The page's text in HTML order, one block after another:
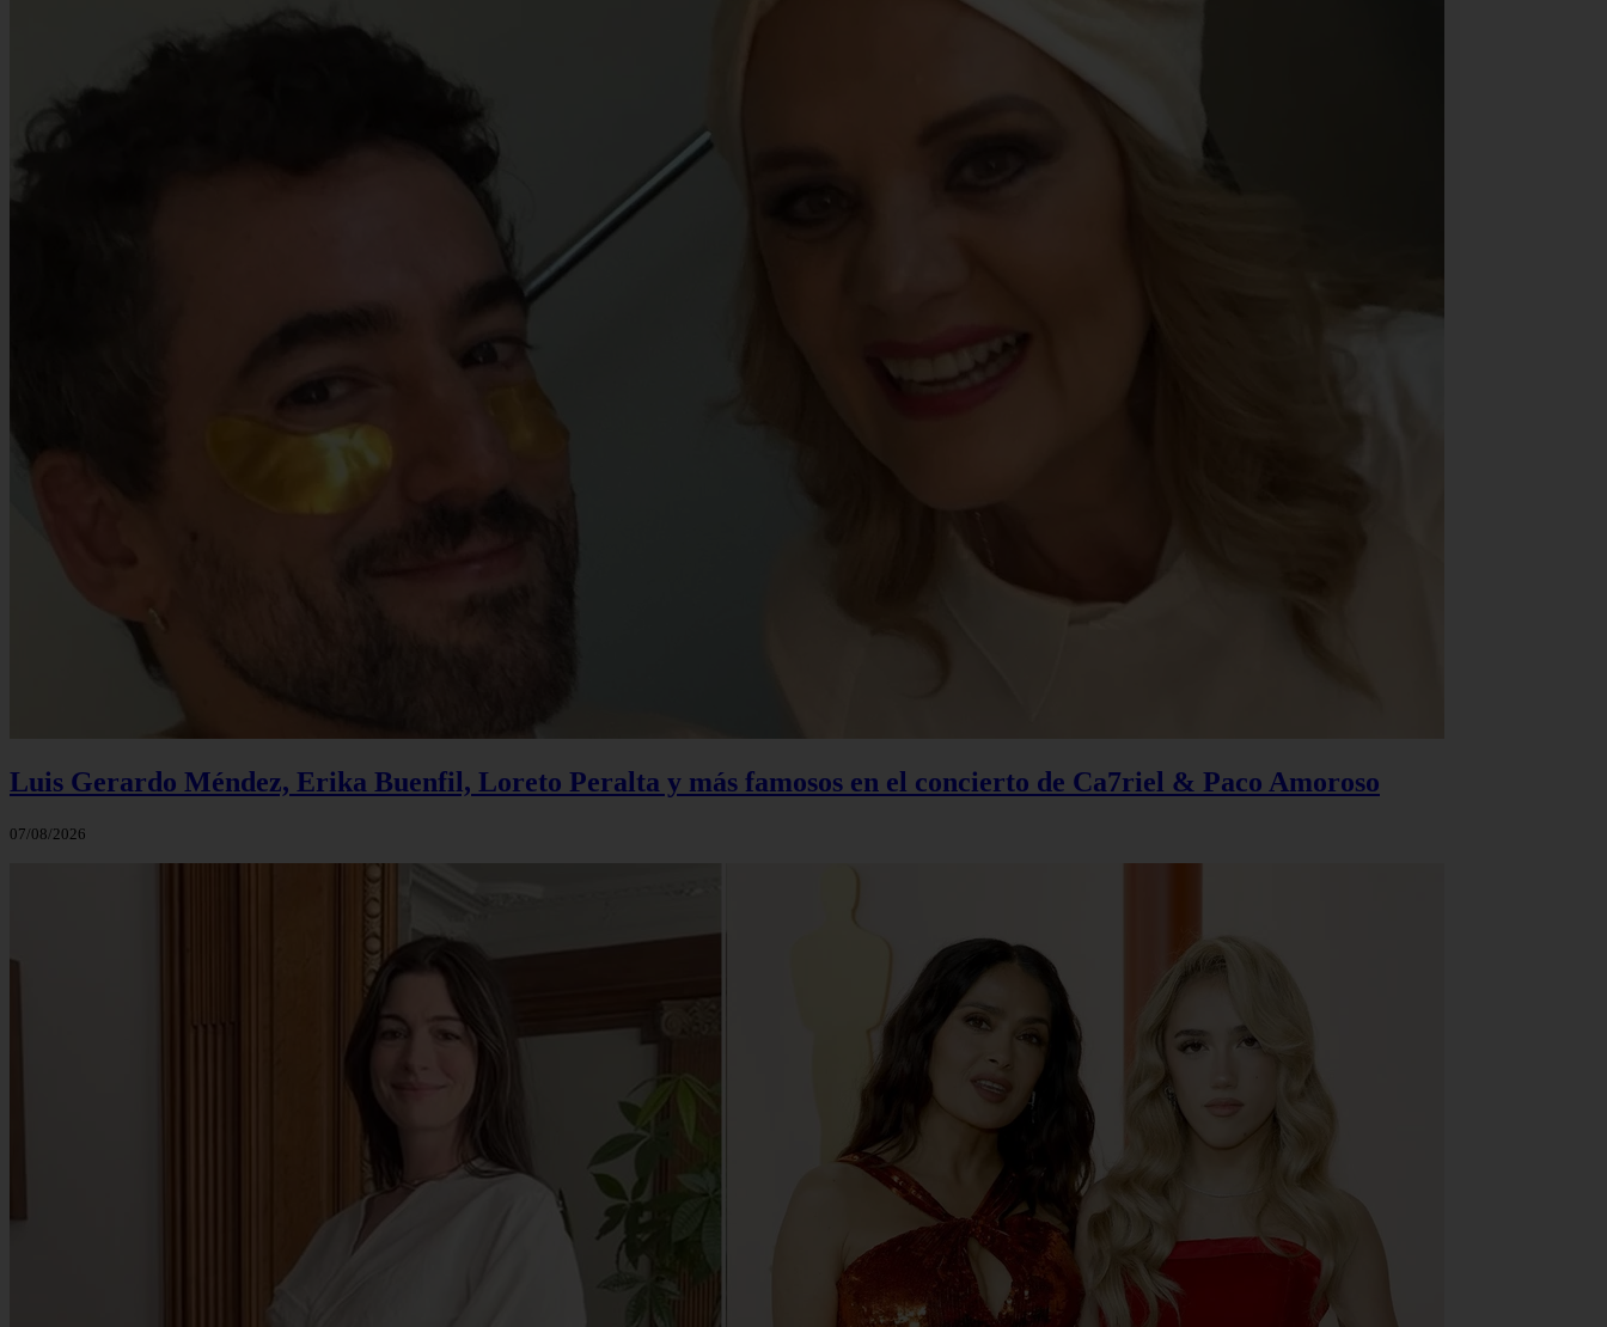
Luis Gerardo Méndez, Erika Buenfil, Loreto Peralta y más famosos en el concierto de Ca7riel & Paco Amoroso
07/08/2026